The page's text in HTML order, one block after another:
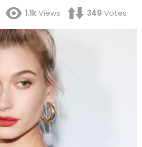
1.1kViews 349 Votes